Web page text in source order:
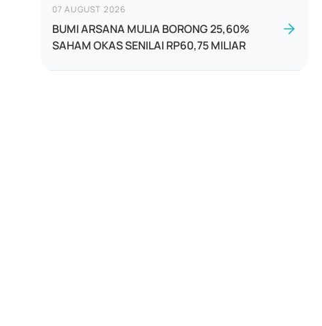
07 AUGUST 2026
BUMI ARSANA MULIA BORONG 25,60%
SAHAM OKAS SENILAI RP60,75 MILIAR